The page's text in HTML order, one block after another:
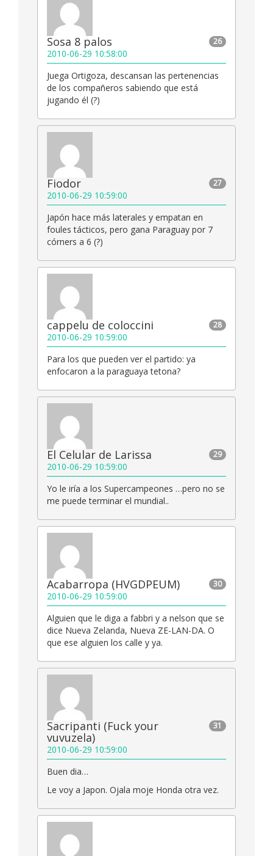
26
Sosa 8 palos
2010-06-29 10:58:00
Juega Ortigoza, descansan las pertenencias
de los compañeros sabiendo que está
jugando él (?)
27
Fiodor
2010-06-29 10:59:00
Japón hace más laterales y empatan en
foules tácticos, pero gana Paraguay por 7
córners a 6 (?)
28
cappelu de coloccini
2010-06-29 10:59:00
Para los que pueden ver el partido: ya
enfocaron a la paraguaya tetona?
29
El Celular de Larissa
2010-06-29 10:59:00
Yo le iría a los Supercampeones …pero no se
me puede terminar el mundial..
30
Acabarropa (HVGDPEUM)
2010-06-29 10:59:00
Alguien que le diga a fabbri y a nelson que se
dice Nueva Zelanda, Nueva ZE-LAN-DA. O
que ese alguien los calle y ya.
31
Sacripanti (Fuck your
vuvuzela)
2010-06-29 10:59:00
Buen dia…
Le voy a Japon. Ojala moje Honda otra vez.